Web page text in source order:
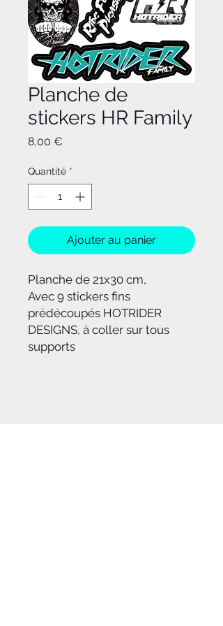
Planche de
stickers HR Family
8,00 €
Quantité *
Ajouter au panier
Planche de 21x30 cm,
Avec 9 stickers fins
prédécoupés HOTRIDER
DESIGNS, à coller sur tous
supports